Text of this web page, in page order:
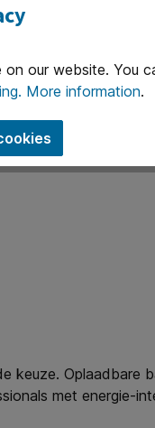
Oplaadbare
met energie-
our website. You
More information.